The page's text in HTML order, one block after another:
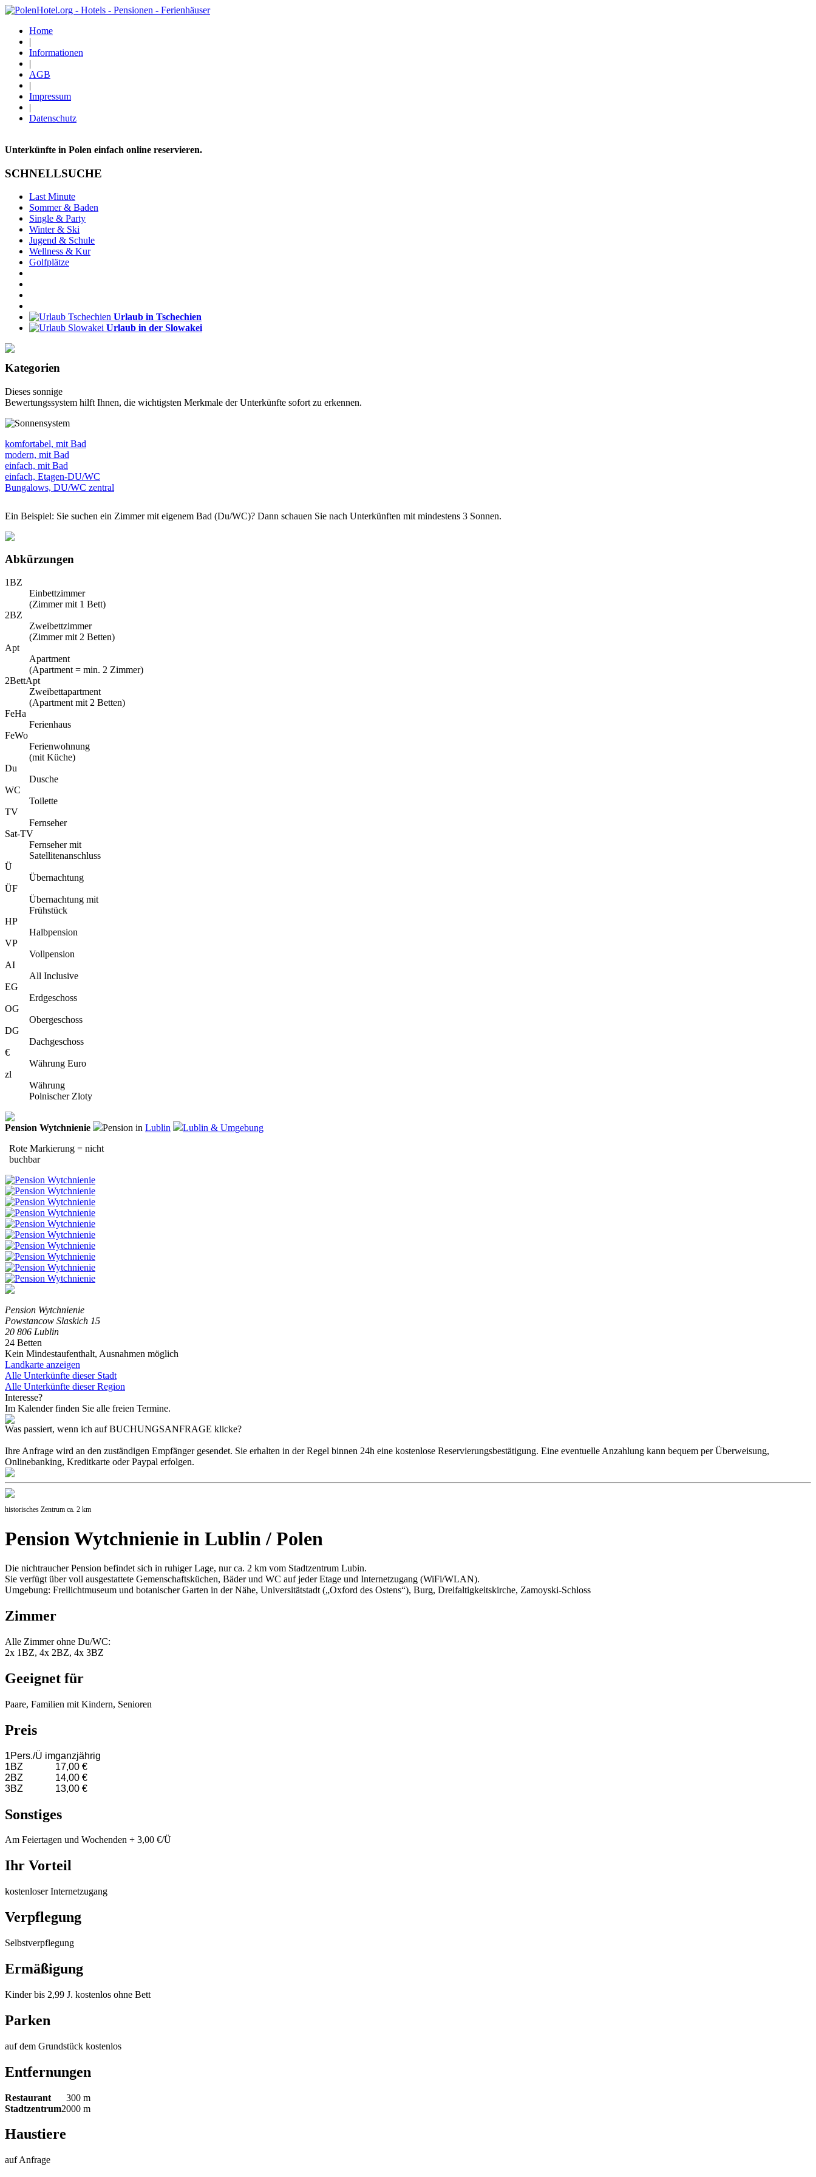
Home
|
Informationen
|
AGB
|
Impressum
|
Datenschutz
Unterkünfte in Polen einfach online reservieren.
SCHNELLSUCHE
Last Minute
Sommer & Baden
Single & Party
Winter & Ski
Jugend & Schule
Wellness & Kur
Golfplätze
Urlaub in Tschechien
Urlaub in der Slowakei
Kategorien
Dieses sonnige
Bewertungssystem hilft Ihnen, die wichtigsten Merkmale der Unterkünfte sofort zu erkennen.
komfortabel, mit Bad
modern, mit Bad
einfach, mit Bad
einfach, Etagen-DU/WC
Bungalows, DU/WC zentral
Ein Beispiel: Sie suchen ein Zimmer mit eigenem Bad (Du/WC)? Dann schauen Sie nach Unterkünften mit mindestens 3 Sonnen.
Abkürzungen
1BZ
Einbettzimmer
(Zimmer mit 1 Bett)
2BZ
Zweibettzimmer
(Zimmer mit 2 Betten)
Apt
Apartment
(Apartment = min. 2 Zimmer)
2BettApt
Zweibettapartment
(Apartment mit 2 Betten)
FeHa
Ferienhaus
FeWo
Ferienwohnung
(mit Küche)
Du
Dusche
WC
Toilette
TV
Fernseher
Sat-TV
Fernseher mit
Satellitenanschluss
Ü
Übernachtung
ÜF
Übernachtung mit
Frühstück
HP
Halbpension
VP
Vollpension
AI
All Inclusive
EG
Erdgeschoss
OG
Obergeschoss
DG
Dachgeschoss
€
Währung Euro
zl
Währung
Polnischer Zloty
Pension Wytchnienie Pension in Lublin
Lublin & Umgebung
Rote Markierung = nicht
buchbar
Pension Wytchnienie
Powstancow Slaskich 15
20 806 Lublin
24 Betten
Kein Mindestaufenthalt, Ausnahmen möglich
Landkarte anzeigen
Alle Unterkünfte dieser Stadt
Alle Unterkünfte dieser Region
Interesse?
Im Kalender finden Sie alle freien Termine.
Was passiert, wenn ich auf BUCHUNGSANFRAGE klicke?
Ihre Anfrage wird an den zuständigen Empfänger gesendet. Sie erhalten in der Regel binnen 24h eine kostenlose Reservierungsbestätigung. Eine eventuelle Anzahlung kann bequem per Überweisung,
Onlinebanking, Kreditkarte oder Paypal erfolgen.
historisches Zentrum ca. 2 km
Pension Wytchnienie in Lublin / Polen
Die nichtraucher Pension befindet sich in ruhiger Lage, nur ca. 2 km vom Stadtzentrum Lubin.
Sie verfügt über voll ausgestattete Gemenschaftsküchen, Bäder und WC auf jeder Etage und Internetzugang (WiFi/WLAN).
Umgebung: Freilichtmuseum und botanischer Garten in der Nähe, Universitätstadt („Oxford des Ostens“), Burg, Dreifaltigkeitskirche, Zamoyski-Schloss
Zimmer
Alle Zimmer ohne Du/WC:
2x 1BZ, 4x 2BZ, 4x 3BZ
Geeignet für
Paare, Familien mit Kindern, Senioren
Preis
1Pers./Ü imganzjährig
1BZ
17,00 €
2BZ
14,00 €
3BZ
13,00 €
Sonstiges
Am Feiertagen und Wochenden + 3,00 €/Ü
Ihr Vorteil
kostenloser Internetzugang
Verpflegung
Selbstverpflegung
Ermäßigung
Kinder bis 2,99 J. kostenlos ohne Bett
Parken
auf dem Grundstück kostenlos
Entfernungen
Restaurant
300 m
Stadtzentrum2000 m
Haustiere
auf Anfrage